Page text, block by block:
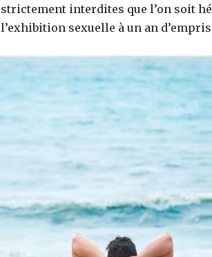
strictement interdites que l’on soit
l’exhibition sexuelle à un an